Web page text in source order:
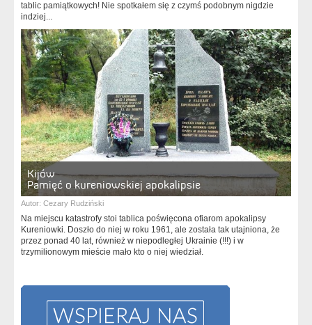
tablic pamiątkowych! Nie spotkałem się z czymś podobnym nigdzie
indziej...
Kijów
Pamięć o kureniowskiej apokalipsie
Autor: Cezary Rudziński
Na miejscu katastrofy stoi tablica poświęcona ofiarom apokalipsy
Kureniowki. Doszło do niej w roku 1961, ale została tak utajniona, że
przez ponad 40 lat, również w niepodległej Ukrainie (!!!) i w
trzymilionowym mieście mało kto o niej wiedział.